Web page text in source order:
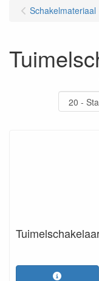
Schakelmateriaal